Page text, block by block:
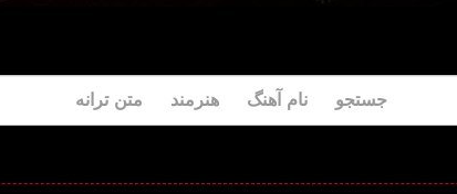
جستجو نام آهنگ هنرمند متن ترانه